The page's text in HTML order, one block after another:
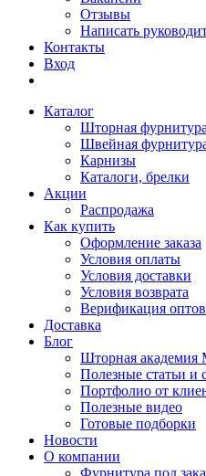
Отзывы
Написать
Контакты
Вход
Каталог
Шторная фурнитура
Швейная
Карнизы
Каталоги, брелки
Акции
Распродажа
Как купить
Оформление заказа
Условия оплаты
Условия доставки
Условия возврата
Верификация
Доставка
Блог
Шторная академия
Полезные статьи и
Портфолио от
Полезные видео
Готовые подборки
Новости
О компании
Фурнитура под